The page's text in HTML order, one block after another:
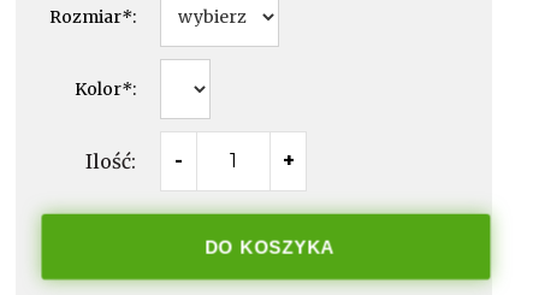
Rozmiar*:
Kolor*:
Ilość: - +
DO KOSZYKA